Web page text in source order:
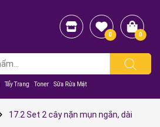
Tẩy Trang Toner Sữa Rửa Mặt
0 0
17.2 Set 2 cây nặn mụn ngắn, dài